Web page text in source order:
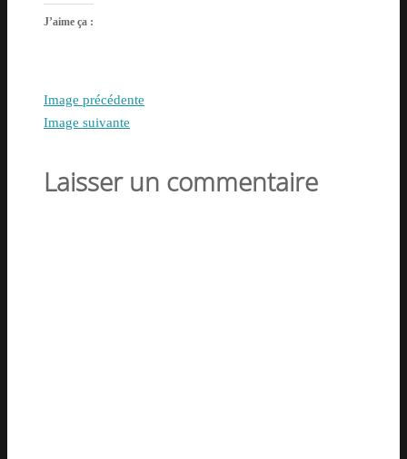
J’aime ça :
Image précédente
Image suivante
Laisser un commentaire